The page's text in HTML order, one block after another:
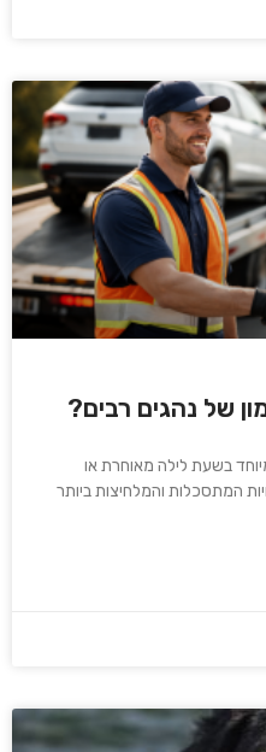
של נהגים רבים?
בשעת לילה מאוחרת או
המתסכלות והמלחיצות ביותר